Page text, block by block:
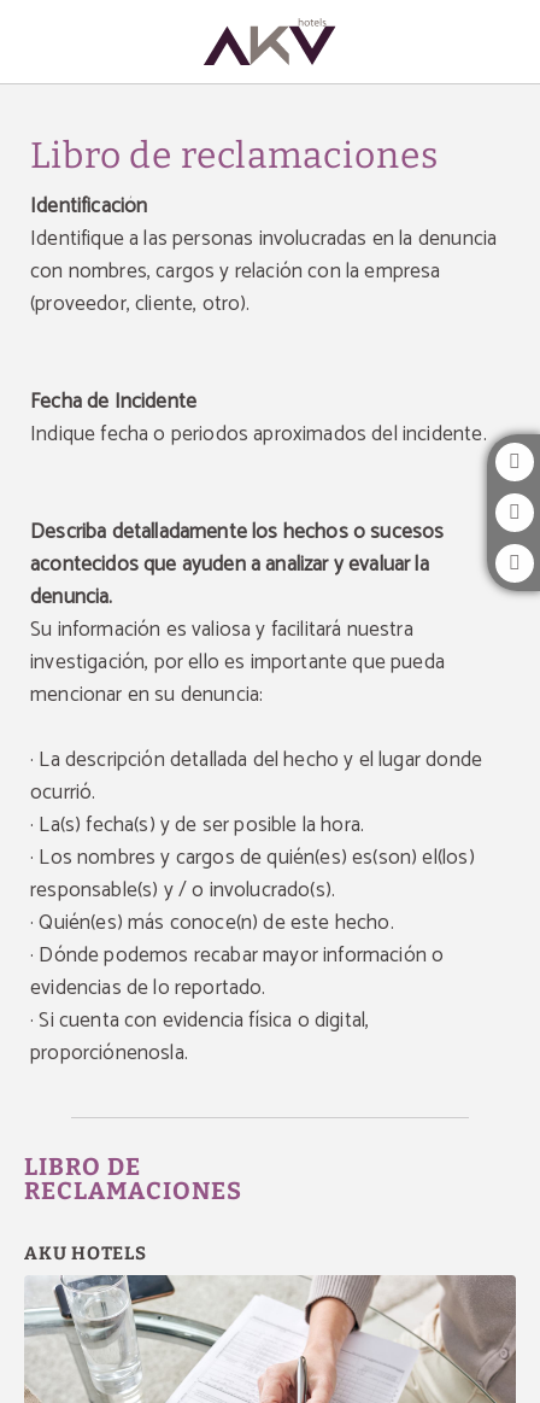
Libro de reclamaciones
Identificación
Identifique a las personas involucradas en la denuncia
con nombres, cargos y relación con la empresa
(proveedor, cliente, otro).
Fecha de Incidente
Indique fecha o periodos aproximados del incidente.
Describa detalladamente los hechos o sucesos
acontecidos que ayuden a analizar y evaluar la
denuncia.
Su información es valiosa y facilitará nuestra
investigación, por ello es importante que pueda
mencionar en su denuncia:
· La descripción detallada del hecho y el lugar donde
ocurrió.
· La(s) fecha(s) y de ser posible la hora.
· Los nombres y cargos de quién(es) es(son) el(los)
responsable(s) y / o involucrado(s).
· Quién(es) más conoce(n) de este hecho.
· Dónde podemos recabar mayor información o
evidencias de lo reportado.
· Si cuenta con evidencia física o digital,
proporciónenosla.
LIBRO DE
RECLAMACIONES